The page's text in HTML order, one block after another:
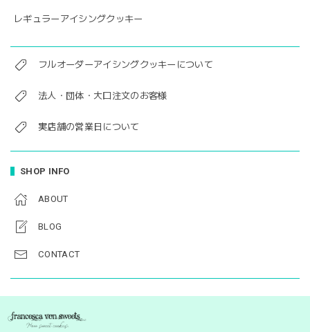
レギュラーアイシングクッキー
フルオーダーアイシングクッキーについて
法人・団体・大口注文のお客様
実店舗の営業日について
SHOP INFO
ABOUT
BLOG
CONTACT